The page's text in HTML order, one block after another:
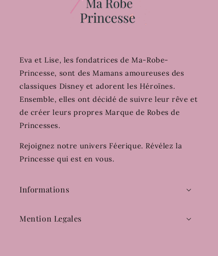
Eva et Lise, les fondatrices de Ma-Robe-
Princesse, sont des Mamans amoureuses des
classiques Disney et adorent les Héroïnes.
Ensemble, elles ont décidé de suivre leur rêve et
de créer leurs propres Marque de Robes de
Princesses.
Rejoignez notre univers Féerique. Révélez la
Princesse qui est en vous.
Informations
Mention Legales